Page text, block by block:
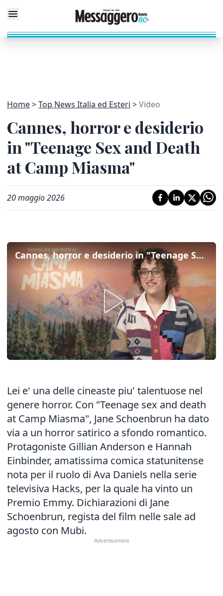
Home Top News Italia ed Esteri Video
Cannes, horror e desiderio
in "Teenage Sex and Death
at Camp Miasma"
20 maggio 2026
Cannes, horror e desiderio in "Teenage Sex and Death at Camp Miasma"
Lei e' una delle cineaste piu' talentuose nel
genere horror. Con "Teenage sex and death
at Camp Miasma", Jane Schoenbrun ha dato
via a un horror satirico a sfondo romantico.
Protagoniste Gillian Anderson e Hannah
Einbinder, amatissima comica statunitense
nota per il ruolo di Ava Daniels nella serie
televisiva Hacks, per la quale ha vinto un
Premio Emmy. Dichiarazioni di Jane
Schoenbrun, regista del film nelle sale ad
agosto con Mubi.